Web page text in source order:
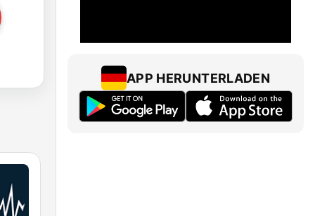
APP HERUNTERLADEN